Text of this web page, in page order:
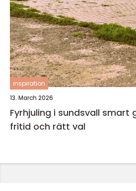
inspiration
13. March 2026
Fyrhjuling i sundsvall smart guide för arbete,
fritid och rätt val